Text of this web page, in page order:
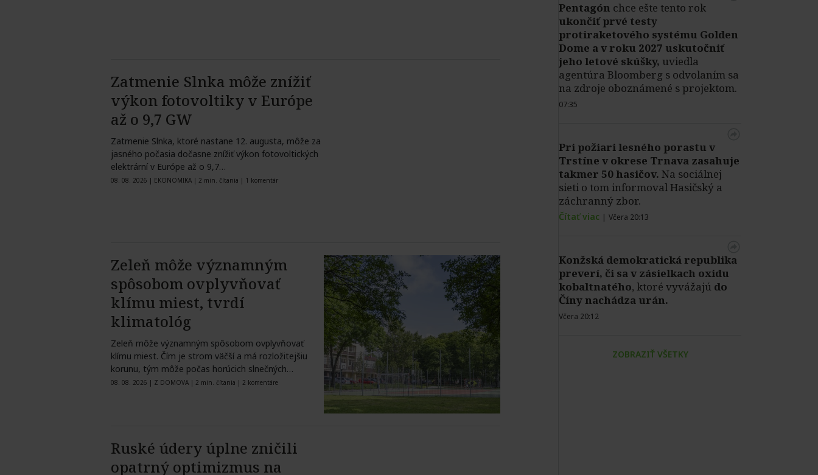
Zatmenie Slnka môže znížiť
výkon fotovoltiky v Európe
až o 9,7 GW
Zatmenie Slnka, ktoré nastane 12. augusta, môže za
jasného počasia dočasne znížiť výkon fotovoltických
elektrární v Európe až o 9,7…
08. 08. 2026 | EKONOMIKA | 2 min. čítania | 1 komentár
Zeleň môže významným
spôsobom ovplyvňovať
klímu miest, tvrdí
klimatológ
Zeleň môže významným spôsobom ovplyvňovať
klímu miest. Čím je strom väčší a má rozložitejšiu
korunu, tým môže počas horúcich slnečných…
08. 08. 2026 | Z DOMOVA | 2 min. čítania | 2 komentáre
Ruské údery úplne zničili
opatrný optimizmus na
Pentagón chce ešte tento rok
ukončiť prvé testy
protiraketového systému Golden
Dome a v roku 2027 uskutočniť
jeho letové skúšky, uviedla
agentúra Bloomberg s odvolaním sa
na zdroje oboznámené s projektom.
07:35
Pri požiari lesného porastu v
Trstíne v okrese Trnava zasahuje
takmer 50 hasičov. Na sociálnej
sieti o tom informoval Hasičský a
záchranný zbor.
Čítať viac | Včera 20:13
Konžská demokratická republika
preverí, či sa v zásielkach oxidu
kobaltnatého, ktoré vyvážajú do
Číny nachádza urán.
Včera 20:12
ZOBRAZIŤ VŠETKY